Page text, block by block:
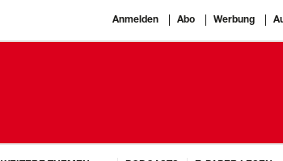
Anmelden Abo Werbung